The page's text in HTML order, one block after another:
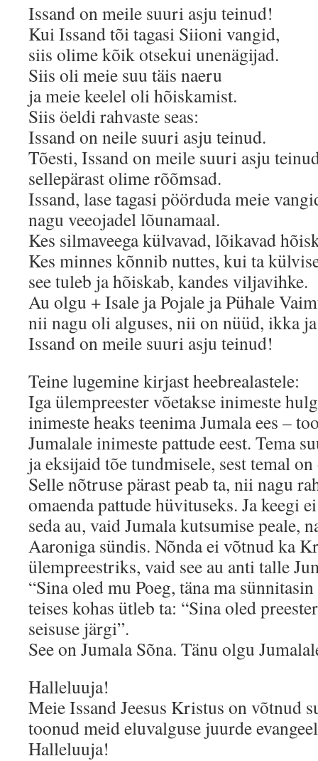
Issand on meile suuri asju teinud!
Kui Issand tõi tagasi Siioni vangid,
siis olime kõik otsekui unenägijad.
Siis oli meie suu täis naeru
ja meie keelel oli hõiskamist.
Siis öeldi rahvaste seas:
Issand on neile suuri asju teinud.
Tõesti, Issand on meile suuri asju
sellepärast olime rõõmsad.
Issand, lase tagasi pöörduda meie
nagu veeojadel lõunamaal.
Kes silmaveega külvavad, lõikavad
Kes minnes kõnnib nuttes, kui ta
see tuleb ja hõiskab, kandes viljavihke.
Au olgu + Isale ja Pojale ja Pühale
nii nagu oli alguses, nii on nüüd, ikka
Issand on meile suuri asju teinud!
Teine lugemine kirjast heebrealastele:
Iga ülempreester võetakse inimeste
inimeste heaks teenima Jumala ees –
Jumalale inimeste pattude eest. Tema
ja eksijaid tõe tundmisele, sest temal
Selle nõtruse pärast peab ta, nii nagu
omaenda pattude hüvituseks. Ja keegi
seda au, vaid Jumala kutsumise peale,
Aaroniga sündis. Nõnda ei võtnud ka
ülempreestriks, vaid see au anti talle
“Sina oled mu Poeg, täna ma
teises kohas ütleb ta: “Sina oled
seisuse järgi”.
See on Jumala Sõna. Tänu olgu
Halleluuja!
Meie Issand Jeesus Kristus on võtnud
toonud meid eluvalguse juurde
Halleluuja!